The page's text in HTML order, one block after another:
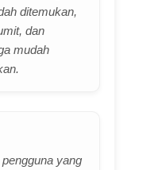
ditemukan,
dan
mudah
yang